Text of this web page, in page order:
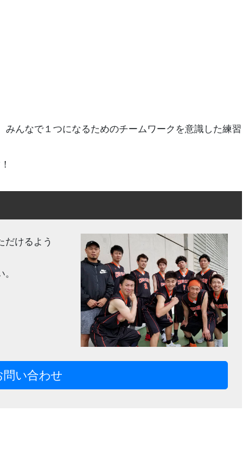
んなで１つになるためのチームワークを意識した練習
だけるよう
問い合わせ